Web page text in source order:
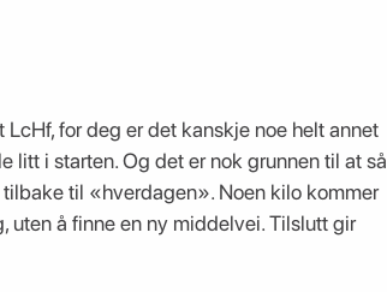
for deg er det kanskje noe helt annet
litt i starten. Og det er nok grunnen til at så
til «hverdagen». Noen kilo kommer
uten å finne en ny middelvei. Tilslutt gir